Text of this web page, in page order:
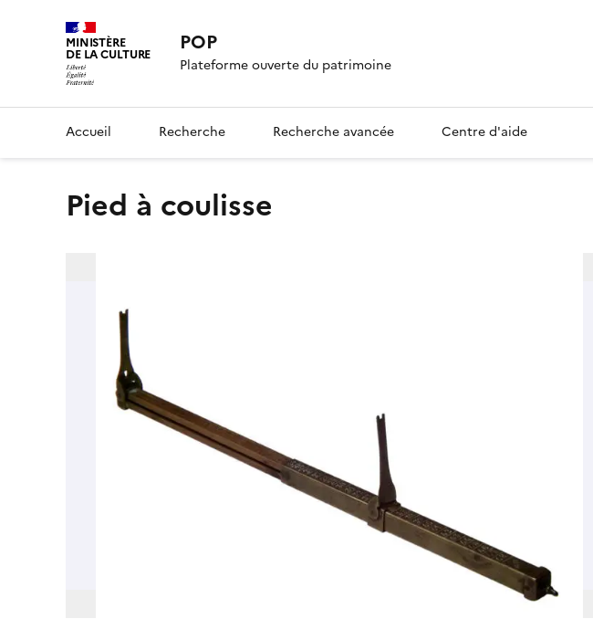
MINISTÈRE
DE LA CULTURE POP
Plateforme ouverte du patrimoine
Accueil Recherche Recherche avancée Centre d'aide
pied à coulisse